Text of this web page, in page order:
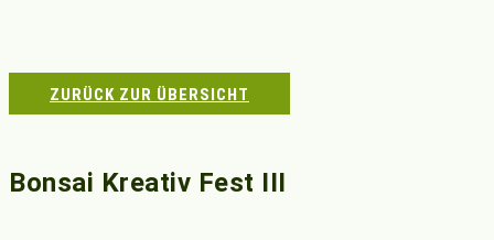
ZURÜCK ZUR ÜBERSICHT
Bonsai Kreativ Fest III